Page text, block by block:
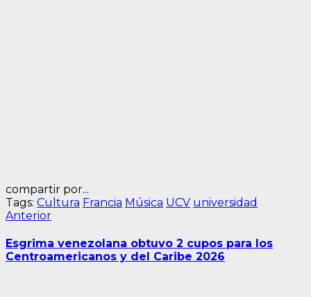
compartir por...
Tags: Cultura Francia Música UCV universidad
Navegación
de
entradas
AnteriorEntrada
Esgrima venezolana obtuvo 2 cupos para los
Centroamericanos y del Caribe 2026